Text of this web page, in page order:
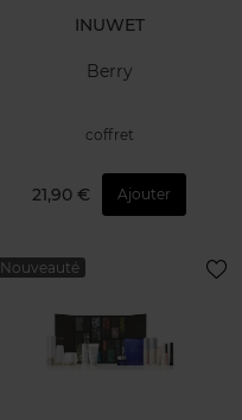
INUWET
Berry
coffret
21,90 € Ajouter
Nouveauté